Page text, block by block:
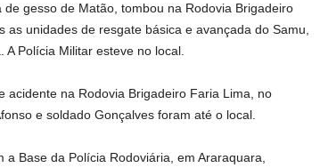
gesso de Matão, tombou na Rodovia Brigadeiro
unidades de resgate básica e avançada do Samu,
Polícia Militar esteve no local.
acidente na Rodovia Brigadeiro Faria Lima, no
e soldado Gonçalves foram até o local.
Base da Polícia Rodoviária, em Araraquara,